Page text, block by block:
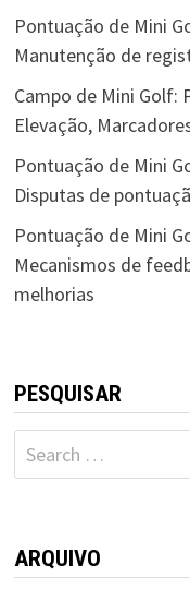
Pontuação de Mini
Manutenção de
Campo de Mini Golf:
Elevação,
Pontuação de Mini
Disputas de
Pontuação de Mini
Mecanismos de
melhorias
PESQUISAR
Search
for:
ARQUIVO